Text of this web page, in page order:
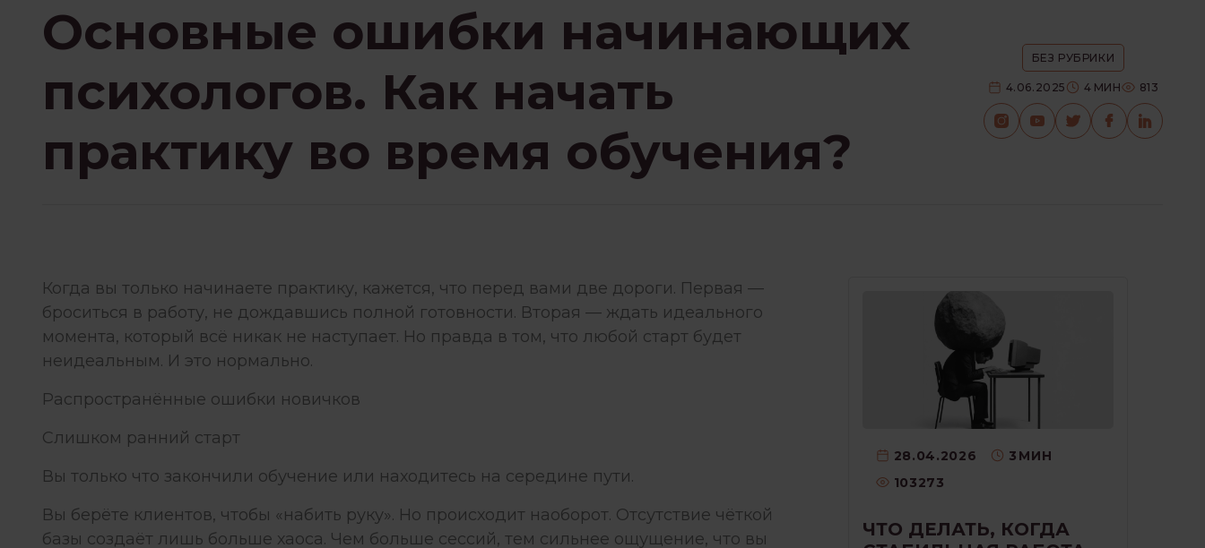
Основные ошибки начинающих
психологов. Как начать
практику во время обучения?
БЕЗ РУБРИКИ
4.06.2025 4 МИН 813
Когда вы только начинаете практику, кажется, что перед вами две дороги. Первая —
броситься в работу, не дождавшись полной готовности. Вторая — ждать идеального
момента, который всё никак не наступает. Но правда в том, что любой старт будет
неидеальным. И это нормально.
Распространённые ошибки новичков
Слишком ранний старт
Вы только что закончили обучение или находитесь на середине пути.
Вы берёте клиентов, чтобы «набить руку». Но происходит наоборот. Отсутствие чёткой
базы создаёт лишь больше хаоса. Чем больше сессий, тем сильнее ощущение, что вы
28.04.2026 3 МИН
103273
ЧТО ДЕЛАТЬ, КОГДА
ФИЛОСОФИЯ ИЗБЫТКА